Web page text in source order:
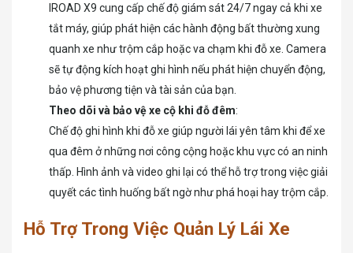
IROAD X9 cung cấp chế độ giám sát 24/7 ngay cả khi xe
tắt máy, giúp phát hiện các hành động bất thường xung
quanh xe như trộm cắp hoặc va chạm khi đỗ xe. Camera
sẽ tự động kích hoạt ghi hình nếu phát hiện chuyển động,
bảo vệ phương tiện và tài sản của bạn.
Theo dõi và bảo vệ xe cộ khi đỗ đêm:
Chế độ ghi hình khi đỗ xe giúp người lái yên tâm khi để xe
qua đêm ở những nơi công cộng hoặc khu vực có an ninh
thấp. Hình ảnh và video ghi lại có thể hỗ trợ trong việc giải
quyết các tình huống bất ngờ như phá hoại hay trộm cắp.
Hỗ Trợ Trong Việc Quản Lý Lái Xe